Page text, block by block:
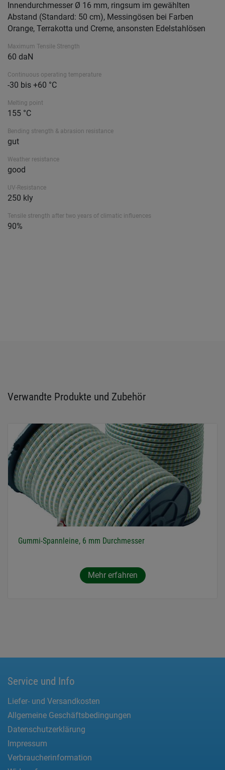
Innendurchmesser Ø 16 mm, ringsum im gewählten
Abstand (Standard: 50 cm), Messingösen bei Farben
Orange, Terrakotta und Creme, ansonsten Edelstahlösen
Maximum Tensile Strength
60 daN
Continuous operating temperature
-30 bis +60 °C
Melting point
155 °C
Bending strength & abrasion resistance
gut
Weather resistance
good
UV-Resistance
250 kly
Tensile strength after two years of climatic influences
90%
Verwandte Produkte und Zubehör
Gummi-Spannleine, 6 mm Durchmesser
Mehr erfahren
Service und Info
Liefer- und Versandkosten
Allgemeine Geschäftsbedingungen
Datenschutzerklärung
Impressum
Verbraucherinformation